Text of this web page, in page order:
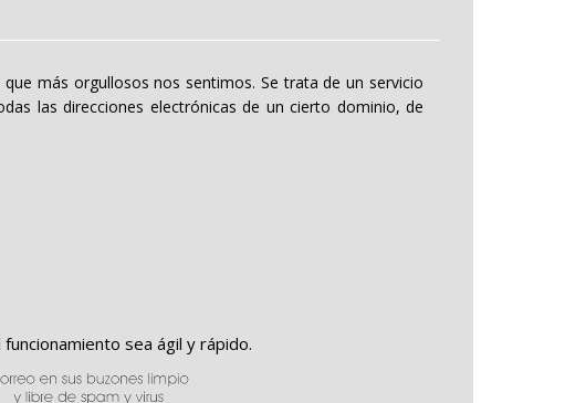
más orgullosos nos sentimos. Se trata de un servicio
las direcciones electrónicas de un cierto dominio, de
sea ágil y rápido.